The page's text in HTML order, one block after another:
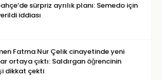
sürpriz ayrılık planı: Semedo için
iddiası
Fatma Nur Çelik cinayetinde yeni
ortaya çıktı: Saldırgan öğrencinin
dikkat çekti